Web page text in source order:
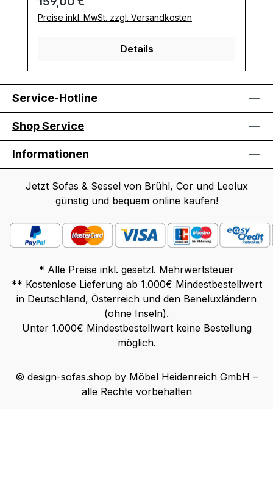
Preise inkl. MwSt. zzgl. Versandkosten
Details
Service-Hotline
Shop Service
Informationen
Jetzt Sofas & Sessel von Brühl, Cor und Leolux
günstig und bequem online kaufen!
* Alle Preise inkl. gesetzl. Mehrwertsteuer
** Kostenlose Lieferung ab 1.000€ Mindestbestellwert
in Deutschland, Österreich und den Beneluxländern
(ohne Inseln).
Unter 1.000€ Mindestbestellwert keine Bestellung
möglich.
© design-sofas.shop by Möbel Heidenreich GmbH –
alle Rechte vorbehalten